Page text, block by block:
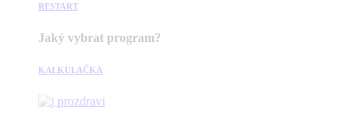
RESTART
Jaký vybrat program?
KALKULAČKA